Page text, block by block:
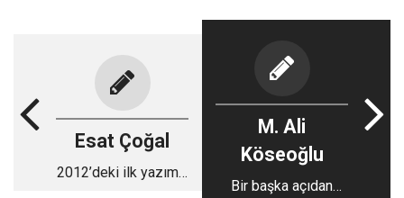
Esat Çoğal
2012’deki ilk yazım…
M. Ali
Köseoğlu
Bir başka açıdan